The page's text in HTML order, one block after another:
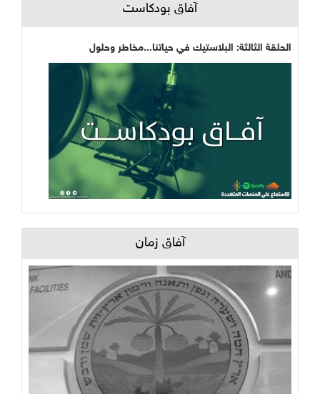
آفاق بودكاست
الحلقة الثالثة: البلاستيك في حياتنا...مخاطر وحلول
آفاق زمان